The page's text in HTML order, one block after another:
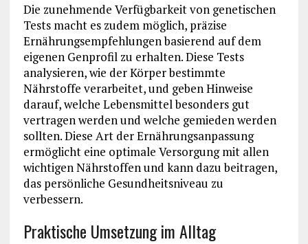
Die zunehmende Verfügbarkeit von genetischen
Tests macht es zudem möglich, präzise
Ernährungsempfehlungen basierend auf dem
eigenen Genprofil zu erhalten. Diese Tests
analysieren, wie der Körper bestimmte
Nährstoffe verarbeitet, und geben Hinweise
darauf, welche Lebensmittel besonders gut
vertragen werden und welche gemieden werden
sollten. Diese Art der Ernährungsanpassung
ermöglicht eine optimale Versorgung mit allen
wichtigen Nährstoffen und kann dazu beitragen,
das persönliche Gesundheitsniveau zu
verbessern.
Praktische Umsetzung im Alltag